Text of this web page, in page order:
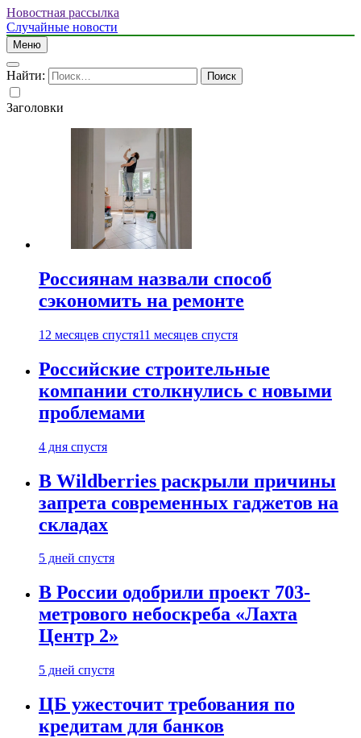
Новостная рассылка
Случайные новости
Меню
Найти:
Заголовки
Россиянам назвали способ
сэкономить на ремонте
12 месяцев спустя11 месяцев спустя
Российские строительные
компании столкнулись с новыми
проблемами
4 дня спустя
В Wildberries раскрыли причины
запрета современных гаджетов на
складах
5 дней спустя
В России одобрили проект 703-
метрового небоскреба «Лахта
Центр 2»
5 дней спустя
ЦБ ужесточит требования по
кредитам для банков